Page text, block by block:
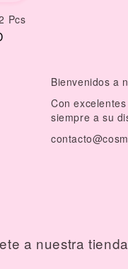
Pcs
Bienvenidos a
Con
siempre a su
a nuestra tienda